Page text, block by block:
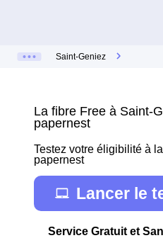
Saint-Geniez
La fibre Free à Saint-
papernest
Testez votre éligibilité à
papernest
Lancer le
Service Gratuit et